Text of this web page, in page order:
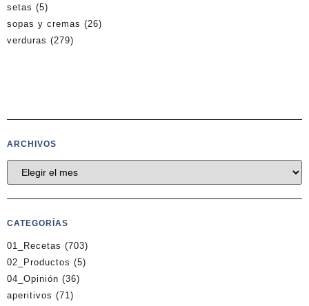
setas (5)
sopas y cremas (26)
verduras (279)
ARCHIVOS
CATEGORÍAS
01_Recetas (703)
02_Productos (5)
04_Opinión (36)
aperitivos (71)